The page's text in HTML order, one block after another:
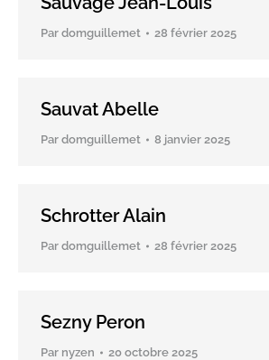
Par domguillemet 28 février 2025
Sauvat Abelle
Par domguillemet 8 janvier 2025
Schrotter Alain
Par domguillemet 28 février 2025
Sezny Peron
Par nyzen 20 octobre 2025